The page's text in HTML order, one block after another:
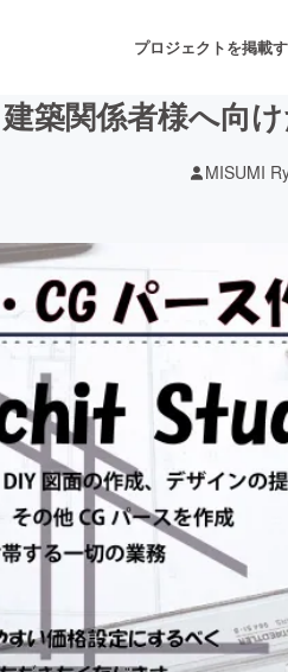
プロジェクトを掲載
音楽
書籍・雑誌出版
チャレンジ
CAMPFIRE for
CAMPFIREふ
築関係者様へ向
MISUMI